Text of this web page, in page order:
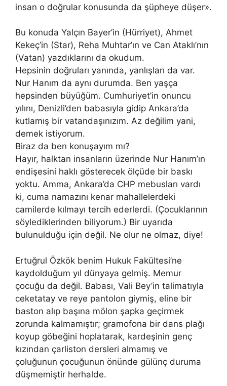
insan o doğrular konusunda da şüpheye düşer».
Bu konuda Yalçın Bayer’in (Hürriyet), Ahmet
Kekeç’in (Star), Reha Muhtar’ın ve Can Ataklı’nın
(Vatan) yazdıklarını da okudum.
Hepsinin doğruları yanında, yanlışları da var.
Nur Hanım da aynı durumda. Ben yaşça
hepsinden büyüğüm. Cumhuriyet’in onuncu
yılını, Denizli’den babasıyla gidip Ankara’da
kutlamış bir vatandaşınızım. Az değilim yani,
demek istiyorum.
Biraz da ben konuşayım mı?
Hayır, halktan insanların üzerinde Nur Hanım’ın
endişesini haklı gösterecek ölçüde bir baskı
yoktu. Amma, Ankara’da CHP mebusları vardı
ki, cuma namazını kenar mahallelerdeki
camilerde kılmayı tercih ederlerdi. (Çocuklarının
söylediklerinden biliyorum.) Bir uyarıda
bulunulduğu için değil. Ne olur ne olmaz, diye!
Ertuğrul Özkök benim Hukuk Fakültesi’ne
kaydolduğum yıl dünyaya gelmiş. Memur
çocuğu da değil. Babası, Vali Bey’in talimatıyla
ceketatay ve reye pantolon giymiş, eline bir
baston alıp başına mölon şapka geçirmek
zorunda kalmamıştır; gramofona bir dans plağı
koyup göbeğini hoplatarak, kardeşinin genç
kızından çarliston dersleri almamış ve
çoluğunun çocuğunun önünde gülünç duruma
düşmemiştir herhalde.